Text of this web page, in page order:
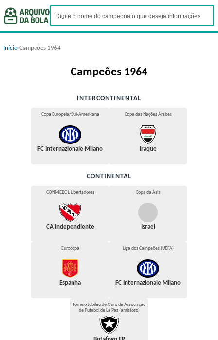
Início›Campeões 1964
Campeões 1964
INTERCONTINENTAL
Copa Europeia/Sul-Americana
FC Internazionale Milano
Copa das Nações Árabes
Iraque
CONTINENTAL
CONMEBOL Libertadores
CA Independiente
Copa da Ásia
Israel
Eurocopa
Espanha
Liga dos Campeões (UEFA)
FC Internazionale Milano
Torneio Jubileu de Ouro da Associação
de Futebol de La Paz (amistoso)